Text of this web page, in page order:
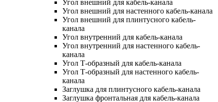
Угол внешний для кабель-канала
Угол внешний для настенного кабель-канала
Угол внешний для плинтусного кабель-
канала
Угол внутренний для кабель-канала
Угол внутренний для настенного кабель-
канала
Угол Т-образный для кабель-канала
Угол Т-образный для настенного кабель-
канала
Заглушка для плинтусного кабель-канала
Заглушка фронтальная для кабель-канала